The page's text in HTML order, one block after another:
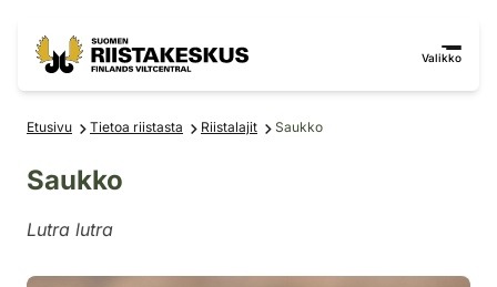
Valikko
Etusivu Tietoa riistasta Riistalajit Saukko
Saukko
Lutra lutra